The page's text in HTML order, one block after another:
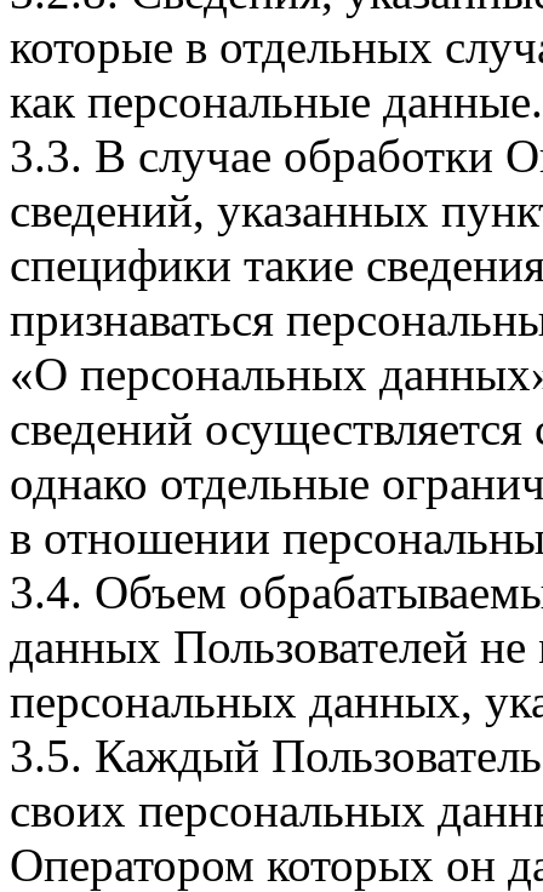
которые в отдельных
как персональные данные.
3.3. В случае обработки
сведений, указанных
специфики такие
признаваться
«О персональных
сведений
однако отдельные
в отношении
3.4. Объем
данных Пользователей
персональных данных,
3.5. Каждый
своих персональных
Оператором которых он